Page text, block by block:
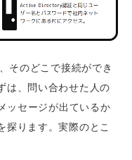
そのどこで接続ができ
は、問い合わせた人の
ッセージが出ているか
探ります。実際のとこ